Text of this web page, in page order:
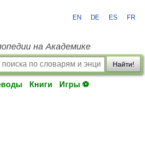
EN DE ES FR
на Академике
Найти!
Книги Игры ⚽